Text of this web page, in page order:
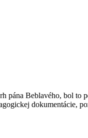
Beblavého, bol
dokumentácie,